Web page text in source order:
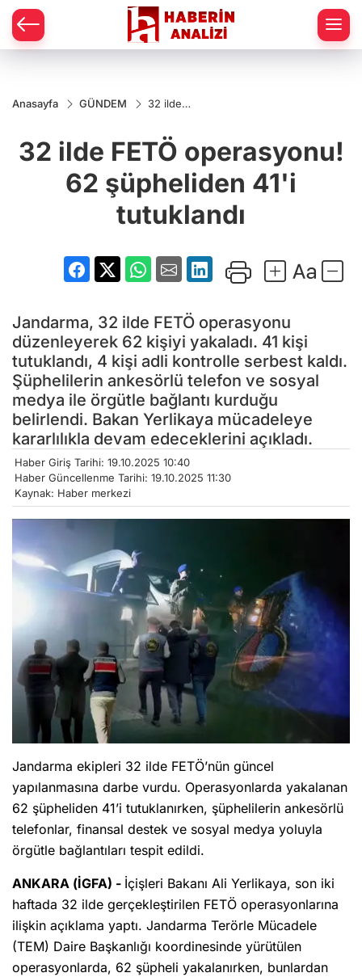
Anasayfa GÜNDEM
32 ilde
62
şüpheliden
tutuklandı
32 ilde FETÖ operasyonu!
62 şüpheliden 41'i
tutuklandı
Jandarma, 32 ilde FETÖ operasyonu
düzenleyerek 62 kişiyi yakaladı. 41 kişi
tutuklandı, 4 kişi adli kontrolle serbest kaldı.
Şüphelilerin ankesörlü telefon ve sosyal
medya ile örgütle bağlantı kurduğu
belirlendi. Bakan Yerlikaya mücadeleye
kararlılıkla devam edeceklerini açıkladı.
Haber Giriş Tarihi: 19.10.2025 10:40
Haber Güncellenme Tarihi: 19.10.2025 11:30
Kaynak: Haber merkezi
Jandarma ekipleri 32 ilde FETÖ’nün güncel
yapılanmasına darbe vurdu. Operasyonlarda yakalanan
62 şüpheliden 41’i tutuklanırken, şüphelilerin ankesörlü
telefonlar, finansal destek ve sosyal medya yoluyla
örgütle bağlantıları tespit edildi.
ANKARA (İGFA) - İçişleri Bakanı Ali Yerlikaya, son iki
haftada 32 ilde gerçekleştirilen FETÖ operasyonlarına
ilişkin açıklama yaptı. Jandarma Terörle Mücadele
(TEM) Daire Başkanlığı koordinesinde yürütülen
operasyonlarda, 62 şüpheli yakalanırken, bunlardan